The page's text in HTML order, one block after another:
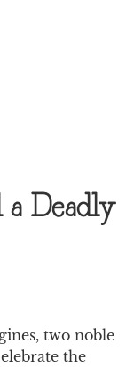
Deadly
two noble
the